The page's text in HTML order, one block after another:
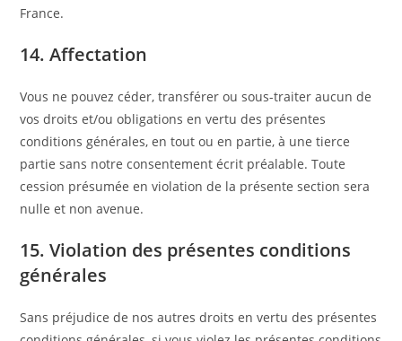
France.
14. Affectation
Vous ne pouvez céder, transférer ou sous-traiter aucun de
vos droits et/ou obligations en vertu des présentes
conditions générales, en tout ou en partie, à une tierce
partie sans notre consentement écrit préalable. Toute
cession présumée en violation de la présente section sera
nulle et non avenue.
15. Violation des présentes conditions
générales
Sans préjudice de nos autres droits en vertu des présentes